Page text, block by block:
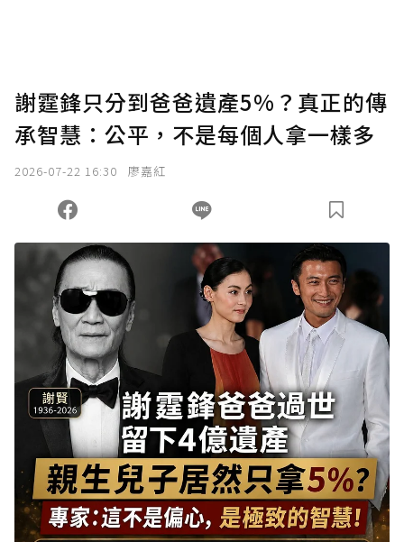
謝霆鋒只分到爸爸遺產5%？真正的傳
承智慧：公平，不是每個人拿一樣多
2026-07-22 16:30 廖嘉紅